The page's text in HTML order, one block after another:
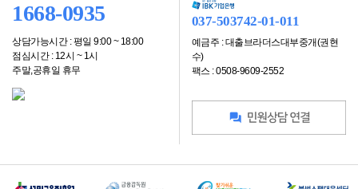
1668-0935
상담가능시간 : 평일 9:00 ~ 18:00
점심시간 : 12시 ~ 1시
주말,공휴일 휴무
037-503742-01-011
예금주 : 대출브라더스대부중개(권현
수)
팩스 : 0508-9609-2552